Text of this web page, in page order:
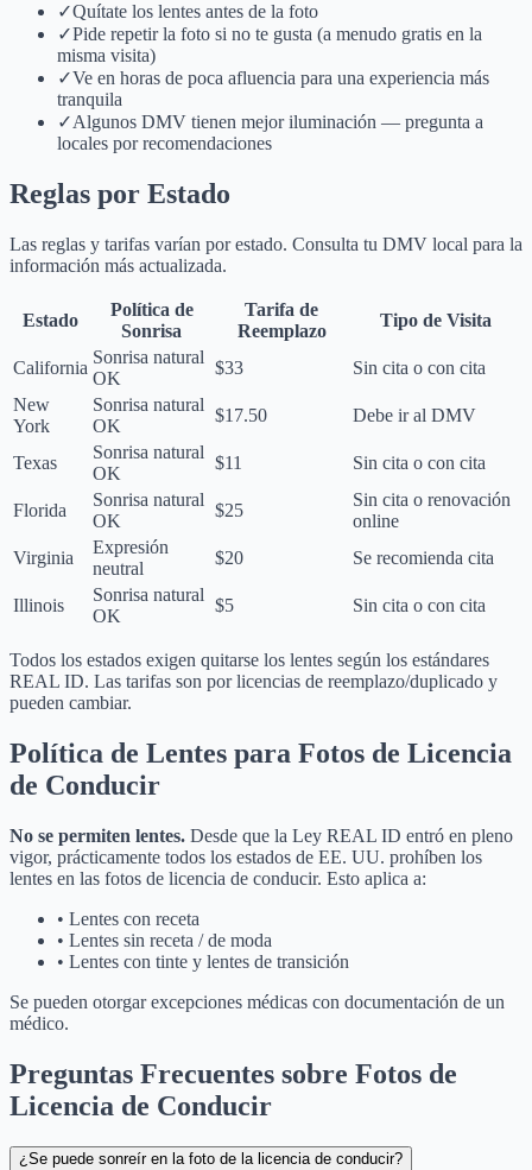
✓Quítate los lentes antes de la foto
✓Pide repetir la foto si no te gusta (a menudo gratis en la
misma visita)
✓Ve en horas de poca afluencia para una experiencia más
tranquila
✓Algunos DMV tienen mejor iluminación — pregunta a
locales por recomendaciones
Reglas por Estado
Las reglas y tarifas varían por estado. Consulta tu DMV local para la
información más actualizada.
Estado
Política de
Sonrisa
Tarifa de
Reemplazo
Tipo de Visita
California
Sonrisa natural
OK
$33
Sin cita o con cita
New
York
Sonrisa natural
OK
$17.50 Debe ir al DMV
Texas
Sonrisa natural
OK
$11 Sin cita o con cita
Florida
Sonrisa natural
OK
$25
Sin cita o renovación
online
Virginia
Expresión
neutral
$20 Se recomienda cita
Illinois
Sonrisa natural
OK
$5 Sin cita o con cita
Todos los estados exigen quitarse los lentes según los estándares
REAL ID. Las tarifas son por licencias de reemplazo/duplicado y
pueden cambiar.
Política de Lentes para Fotos de Licencia
de Conducir
No se permiten lentes. Desde que la Ley REAL ID entró en pleno
vigor, prácticamente todos los estados de EE. UU. prohíben los
lentes en las fotos de licencia de conducir. Esto aplica a:
• Lentes con receta
• Lentes sin receta / de moda
• Lentes con tinte y lentes de transición
Se pueden otorgar excepciones médicas con documentación de un
médico.
Preguntas Frecuentes sobre Fotos de
Licencia de Conducir
¿Se puede sonreír en la foto de la licencia de conducir?